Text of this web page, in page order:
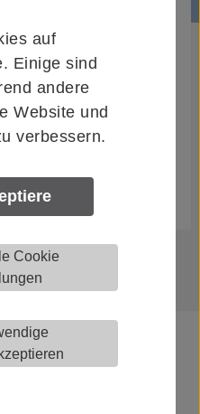
auf
Einige sind
andere
Website und
verbessern.
Cookie